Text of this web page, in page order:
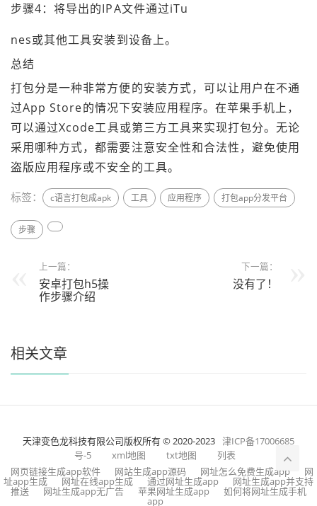
步骤4：将导出的IPA文件通过iTu
nes或其他工具安装到设备上。
总结
打包分是一种非常方便的安装方式，可以让用户在不通
过App Store的情况下安装应用程序。在苹果手机上，
可以通过Xcode工具或第三方工具来实现打包分。无论
采用哪种方式，都需要注意安全性和合法性，避免使用
盗版应用程序或不安全的工具。
标签： c语言打包成apk 工具 应用程序 打包app分发平台
步骤
上一篇：
安卓打包h5操
作步骤介绍
下一篇：
没有了！
相关文章
天津变色龙科技有限公司版权所有 © 2020-2023 津ICP备17006685
号-5
xml地图 txt地图
列表
网页链接生成app软件
网站生成app源码 网址怎么免费生成app 网
址app生成 网址在线app生成 通过网址生成app 网址生成app并支持
推送 网址生成app无广告 苹果网址生成app 如何将网址生成手机
app